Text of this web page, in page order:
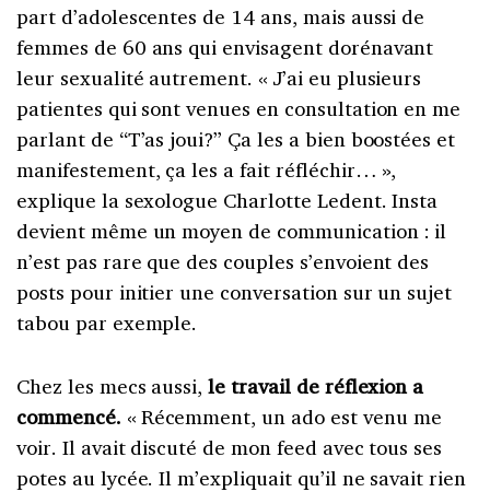
part d’adolescentes de 14 ans, mais aussi de
femmes de 60 ans qui envisagent dorénavant
leur sexualité autrement. « J’ai eu plusieurs
patientes qui sont venues en consultation en me
parlant de “T’as joui?” Ça les a bien boostées et
manifestement, ça les a fait réfléchir… »,
explique la sexologue Charlotte Ledent. Insta
devient même un moyen de communication : il
n’est pas rare que des couples s’envoient des
posts pour initier une conversation sur un sujet
tabou par exemple.
Chez les mecs aussi,le travail de réflexion a
commencé. « Récemment, un ado est venu me
voir. Il avait discuté de mon feed avec tous ses
potes au lycée. Il m’expliquait qu’il ne savait rien